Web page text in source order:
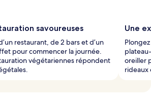
savoureuses
restaurant, de 2 bars et d’un
pour commencer la journée.
végétariennes répondent
Une
oreiller
rideaux